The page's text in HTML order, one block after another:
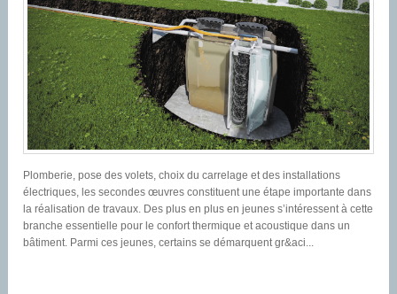
Plomberie, pose des volets, choix du carrelage et des installations
électriques, les secondes œuvres constituent une étape importante dans
la réalisation de travaux. Des plus en plus en jeunes s’intéressent à cette
branche essentielle pour le confort thermique et acoustique dans un
bâtiment. Parmi ces jeunes, certains se démarquent gr&aci...